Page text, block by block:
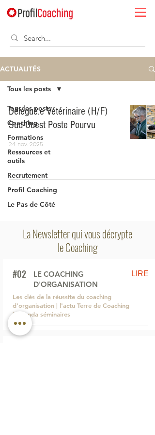
ACTUALITÉS
Tous les posts
Coaching
Formations
Ressources et
outils
Recrutement
Profil Coaching
Le Pas de Côté
Tous les posts
Délégué.e Vétérinaire (H/F)
Sud-Ouest Poste Pourvu
24 nov. 2025
La Newsletter qui vous décrypte
le Coaching
#02
LE COACHING
D'ORGANISATION
LIRE
Les clés de la réussite du coaching
d'organisation | l'actu Terre de Coaching
| Agenda séminaires